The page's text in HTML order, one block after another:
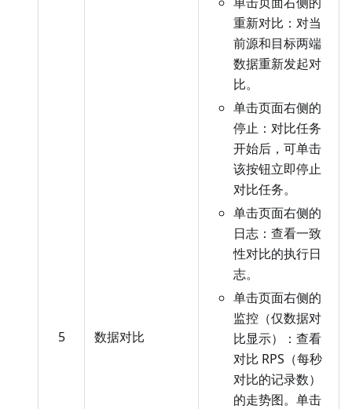
5 数据对比
重新对比：对当
前源和目标两端
数据重新发起对
比。
单击页面右侧的
停止：对比任务
开始后，可单击
该按钮立即停止
对比任务。
单击页面右侧的
日志：查看一致
性对比的执行日
志。
单击页面右侧的
监控（仅数据对
比显示）：查看
对比 RPS（每秒
对比的记录数）
的走势图。单击